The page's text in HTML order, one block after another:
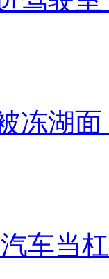
冻湖
车当